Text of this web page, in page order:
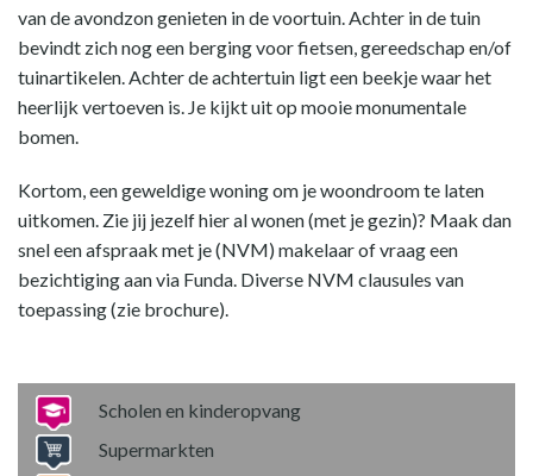
van de avondzon genieten in de voortuin. Achter in de tuin
bevindt zich nog een berging voor fietsen, gereedschap en/of
tuinartikelen. Achter de achtertuin ligt een beekje waar het
heerlijk vertoeven is. Je kijkt uit op mooie monumentale
bomen.
Kortom, een geweldige woning om je woondroom te laten
uitkomen. Zie jij jezelf hier al wonen (met je gezin)? Maak dan
snel een afspraak met je (NVM) makelaar of vraag een
bezichtiging aan via Funda. Diverse NVM clausules van
toepassing (zie brochure).
Scholen en kinderopvang
Supermarkten